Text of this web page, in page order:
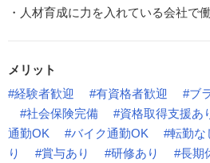
・人材育成に力を入れている会社で
メリット
#経験者歓迎
#有資格者歓迎 #ブ
#社会保険完備
#資格取得支援あ
通勤OK
#バイク通勤OK #転勤な
り
#賞与あり #研修あり #長期